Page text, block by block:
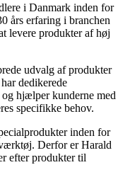
i Danmark inden for
års erfaring i branchen
levere produkter af høj
udvalg af produkter
dedikerede
og hjælper kunderne med
specifikke behov.
inden for
Derfor er Harald
efter produkter til